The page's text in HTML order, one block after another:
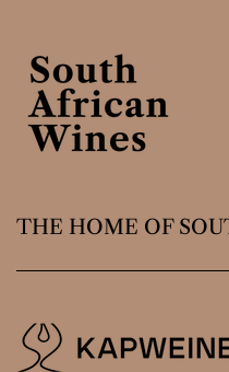
THE HOME OF